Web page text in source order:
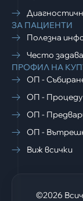
ЗА ПАЦИЕНТИ
Полезна
Често
ПРОФИЛ НА
ОП -
ОП -
ОП -
ОП -
Виж всички
©2026